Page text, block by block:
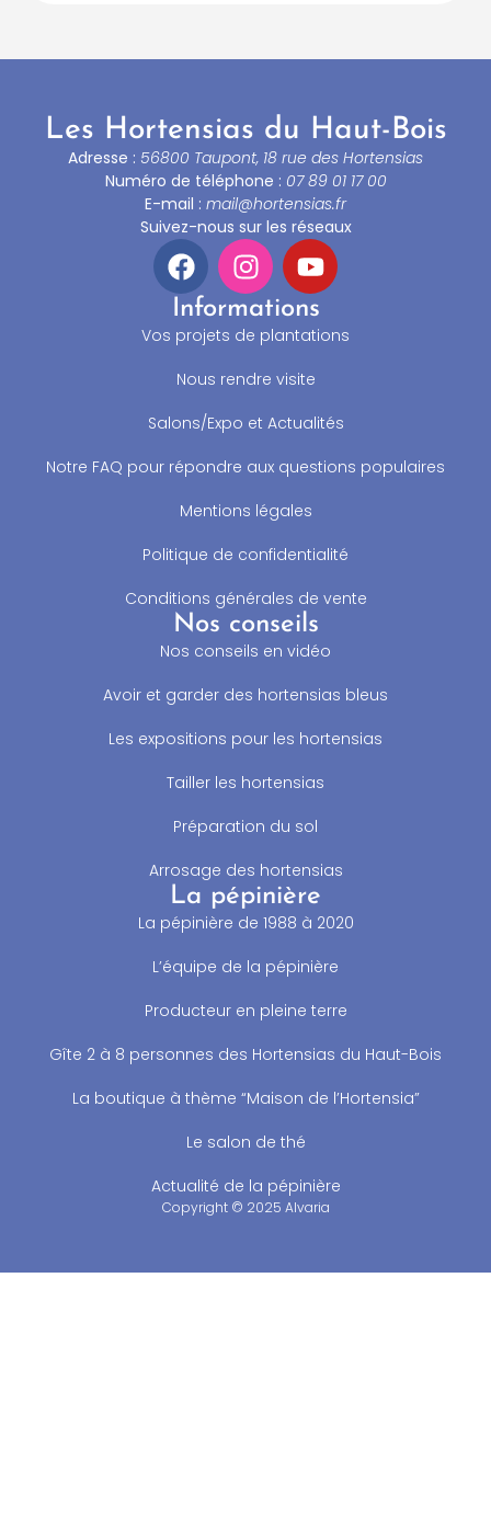
Les Hortensias du Haut-Bois
Adresse : 56800 Taupont, 18 rue des Hortensias
Numéro de téléphone : 07 89 01 17 00
E-mail : mail@hortensias.fr
Suivez-nous sur les réseaux
Informations
Vos projets de plantations
Nous rendre visite
Salons/Expo et Actualités
Notre FAQ pour répondre aux questions populaires
Mentions légales
Politique de confidentialité
Conditions générales de vente
Nos conseils
Nos conseils en vidéo
Avoir et garder des hortensias bleus
Les expositions pour les hortensias
Tailler les hortensias
Préparation du sol
Arrosage des hortensias
La pépinière
La pépinière de 1988 à 2020
L’équipe de la pépinière
Producteur en pleine terre
Gîte 2 à 8 personnes des Hortensias du Haut-Bois
La boutique à thème “Maison de l’Hortensia”
Le salon de thé
Actualité de la pépinière
Copyright © 2025 Alvaria